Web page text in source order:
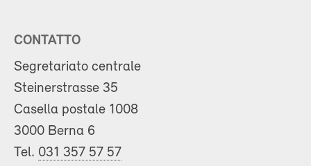
CONTATTO
Segretariato centrale
Steinerstrasse 35
Casella postale 1008
3000 Berna 6
Tel. 031 357 57 57